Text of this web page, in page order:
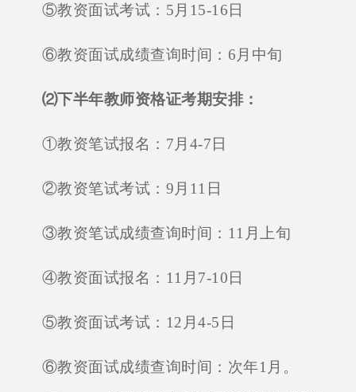
⑤教资面试考试：5月15-16日
⑥教资面试成绩查询时间：6月中旬
⑵下半年教师资格证考期安排：
①教资笔试报名：7月4-7日
②教资笔试考试：9月11日
③教资笔试成绩查询时间：11月上旬
④教资面试报名：11月7-10日
⑤教资面试考试：12月4-5日
⑥教资面试成绩查询时间：次年1月。